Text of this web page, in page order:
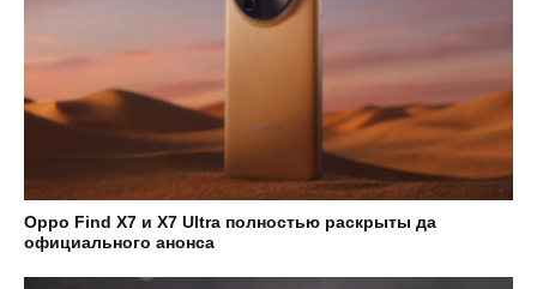
Oppo Find X7 и X7 Ultra полностью раскрыты да
официального анонса